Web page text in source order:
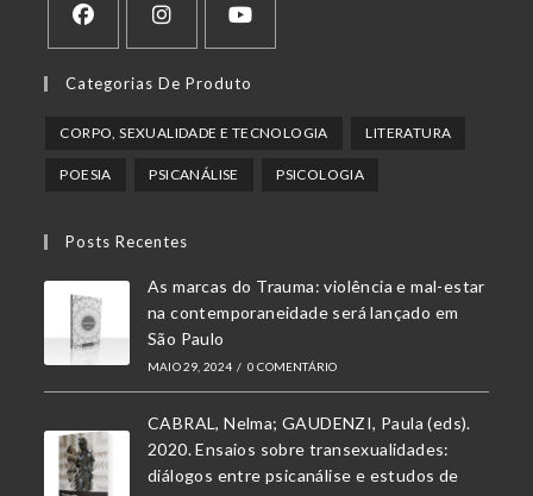
em
aba
em
aba
em
aba
Categorias De Produto
CORPO, SEXUALIDADE E TECNOLOGIA LITERATURA
POESIA PSICANÁLISE PSICOLOGIA
Posts Recentes
As marcas do Trauma: violência e mal-estar
na contemporaneidade será lançado em
São Paulo
MAIO 29, 2024 / 0 COMENTÁRIO
CABRAL, Nelma; GAUDENZI, Paula (eds).
2020. Ensaios sobre transexualidades:
diálogos entre psicanálise e estudos de